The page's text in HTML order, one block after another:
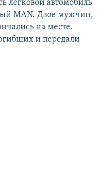
легковой автомобиль
MAN. Двое мужчин,
на месте.
и передали